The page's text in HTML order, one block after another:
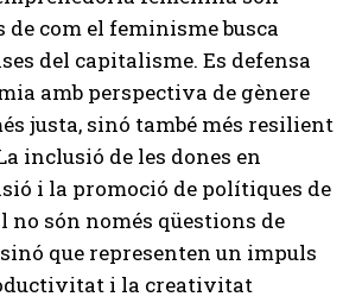
de com el feminisme busca
del capitalisme. Es defensa
amb perspectiva de gènere
justa, sinó també més resilient
inclusió de les dones en
i la promoció de polítiques de
no són només qüestions de
que representen un impuls
i la creativitat